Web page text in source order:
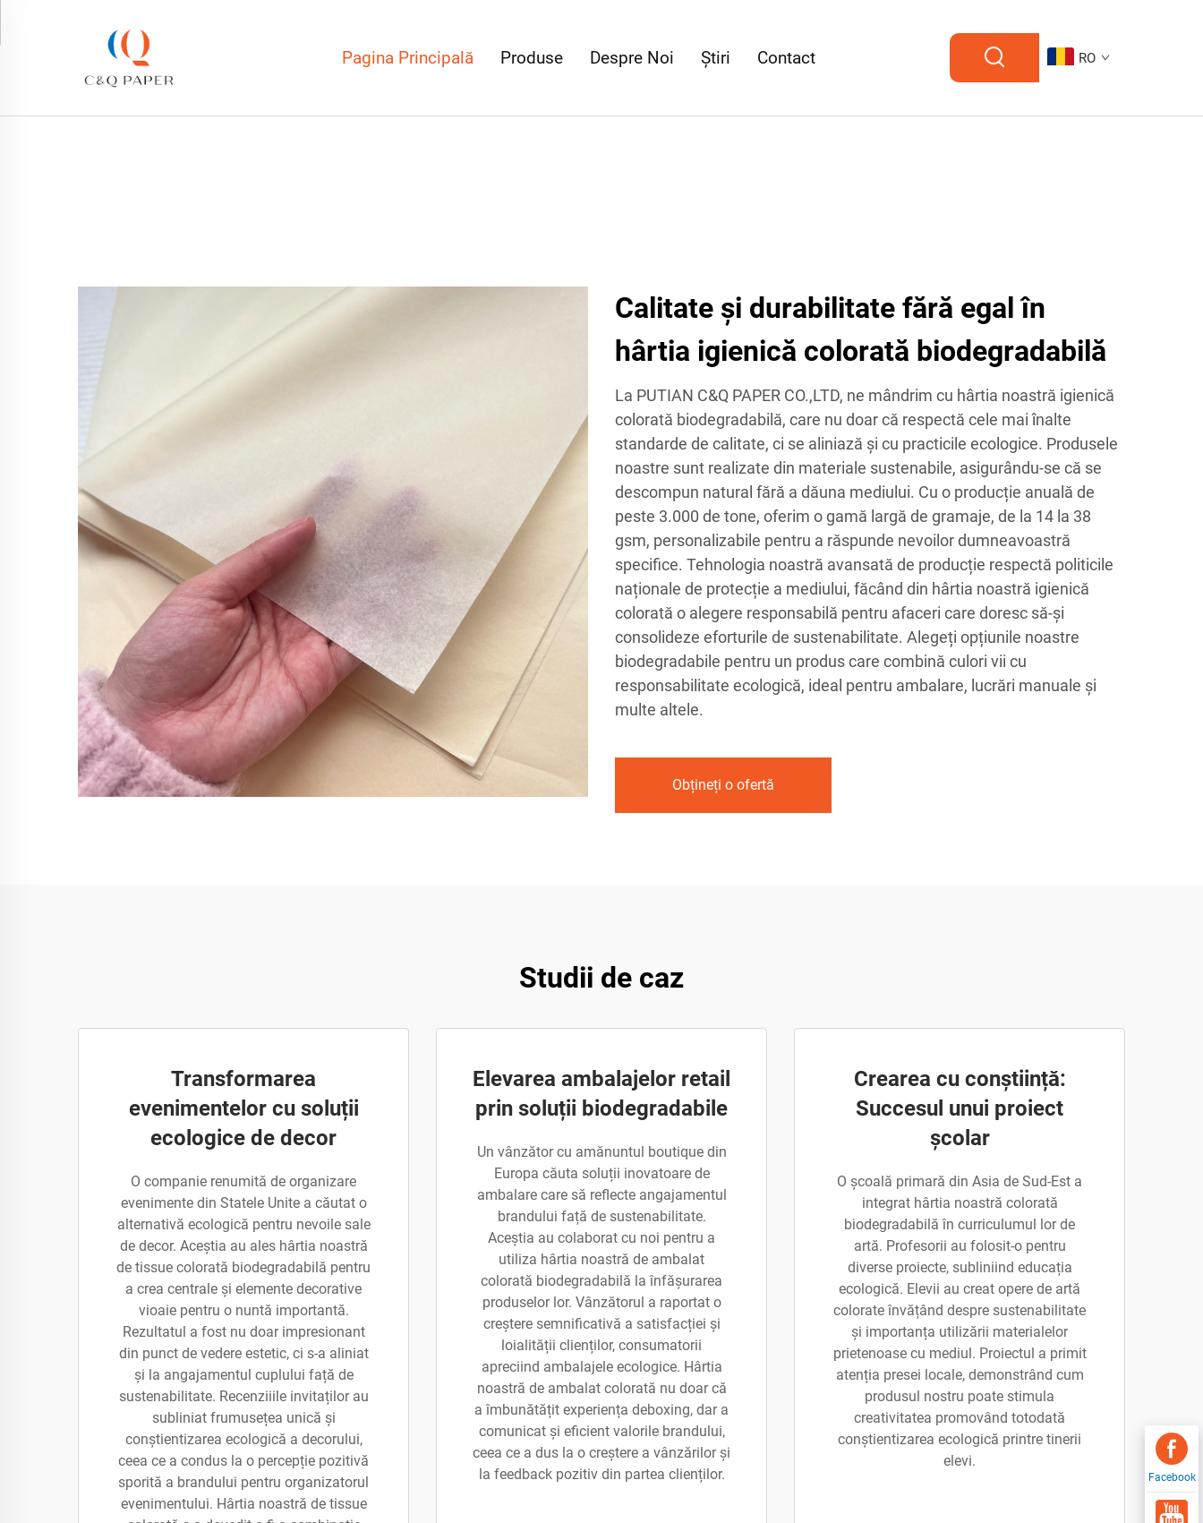
Pagina Principală Produse Despre Noi Știri Contact RO
Calitate și durabilitate fără egal în
hârtia igienică colorată biodegradabilă
La PUTIAN C&Q PAPER CO.,LTD, ne mândrim cu hârtia noastră igienică
colorată biodegradabilă, care nu doar că respectă cele mai înalte
standarde de calitate, ci se aliniază și cu practicile ecologice. Produsele
noastre sunt realizate din materiale sustenabile, asigurându-se că se
descompun natural fără a dăuna mediului. Cu o producție anuală de
peste 3.000 de tone, oferim o gamă largă de gramaje, de la 14 la 38
gsm, personalizabile pentru a răspunde nevoilor dumneavoastră
specifice. Tehnologia noastră avansată de producție respectă politicile
naționale de protecție a mediului, făcând din hârtia noastră igienică
colorată o alegere responsabilă pentru afaceri care doresc să-și
consolideze eforturile de sustenabilitate. Alegeți opțiunile noastre
biodegradabile pentru un produs care combină culori vii cu
responsabilitate ecologică, ideal pentru ambalare, lucrări manuale și
multe altele.
Obțineți o ofertă
Studii de caz
Transformarea
evenimentelor cu soluții
ecologice de decor
O companie renumită de organizare
evenimente din Statele Unite a căutat o
alternativă ecologică pentru nevoile sale
de decor. Aceștia au ales hârtia noastră
de tissue colorată biodegradabilă pentru
a crea centrale și elemente decorative
vioaie pentru o nuntă importantă.
Rezultatul a fost nu doar impresionant
din punct de vedere estetic, ci s-a aliniat
și la angajamentul cuplului față de
sustenabilitate. Recenziiile invitaților au
subliniat frumusețea unică și
conștientizarea ecologică a decorului,
ceea ce a condus la o percepție pozitivă
sporită a brandului pentru organizatorul
evenimentului. Hârtia noastră de tissue
Elevarea ambalajelor retail
prin soluții biodegradabile
Un vânzător cu amănuntul boutique din
Europa căuta soluții inovatoare de
ambalare care să reflecte angajamentul
brandului față de sustenabilitate.
Aceștia au colaborat cu noi pentru a
utiliza hârtia noastră de ambalat
colorată biodegradabilă la înfășurarea
produselor lor. Vânzătorul a raportat o
creștere semnificativă a satisfacției și
loialității clienților, consumatorii
apreciind ambalajele ecologice. Hârtia
noastră de ambalat colorată nu doar că
a îmbunătățit experiența deboxing, dar a
comunicat și eficient valorile brandului,
ceea ce a dus la o creștere a vânzărilor și
la feedback pozitiv din partea clienților.
Crearea cu conștiință:
Succesul unui proiect
școlar
O școală primară din Asia de Sud-Est a
integrat hârtia noastră colorată
biodegradabilă în curriculumul lor de
artă. Profesorii au folosit-o pentru
diverse proiecte, subliniind educația
ecologică. Elevii au creat opere de artă
colorate învățând despre sustenabilitate
și importanța utilizării materialelor
prietenoase cu mediul. Proiectul a primit
atenția presei locale, demonstrând cum
produsul nostru poate stimula
creativitatea promovând totodată
conștientizarea ecologică printre tinerii
elevi.
Facebook